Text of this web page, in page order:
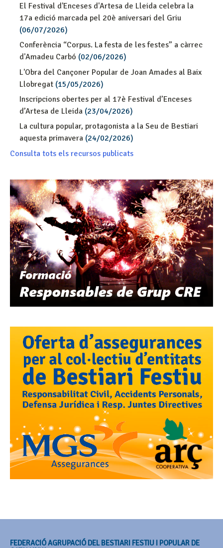
El Festival d'Enceses d'Artesa de Lleida celebra la
17a edició marcada pel 20è aniversari del Griu
(06/07/2026)
Conferència “Corpus. La festa de les festes” a càrrec
d'Amadeu Carbó (02/06/2026)
L'Obra del Cançoner Popular de Joan Amades al Baix
Llobregat (15/05/2026)
Inscripcions obertes per al 17è Festival d’Enceses
d’Artesa de Lleida (23/04/2026)
La cultura popular, protagonista a la Seu de Bestiari
aquesta primavera (24/02/2026)
Consulta tots els recursos publicats
FEDERACIÓ AGRUPACIÓ DEL BESTIARI FESTIU I POPULAR DE